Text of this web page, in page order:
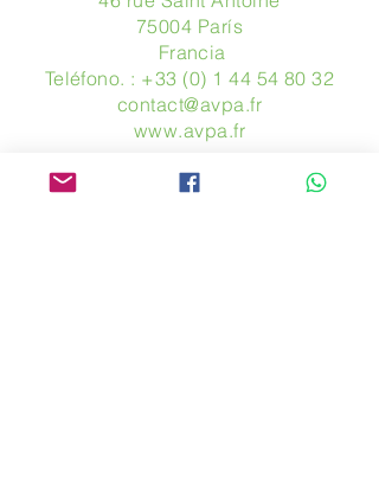
75004 París
​ Francia
Teléfono. : +33 (0) 1 44 54 80 32
contact@avpa.fr
www.avpa.fr